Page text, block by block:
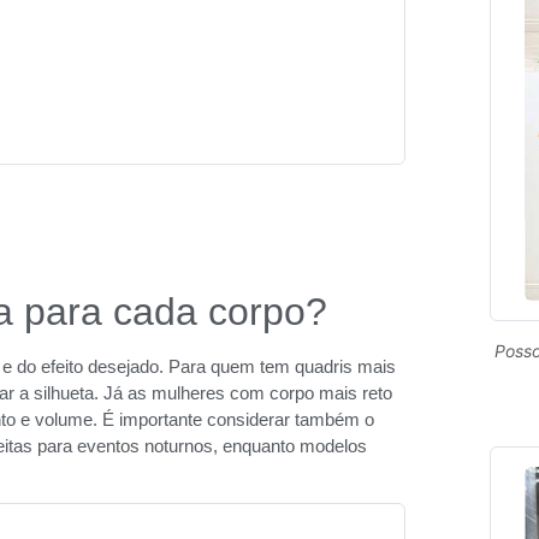
para cada corpo?
do efeito desejado. Para quem tem quadris mais
a silhueta. Já as mulheres com corpo mais reto
e volume. É importante considerar também o
para eventos noturnos, enquanto modelos